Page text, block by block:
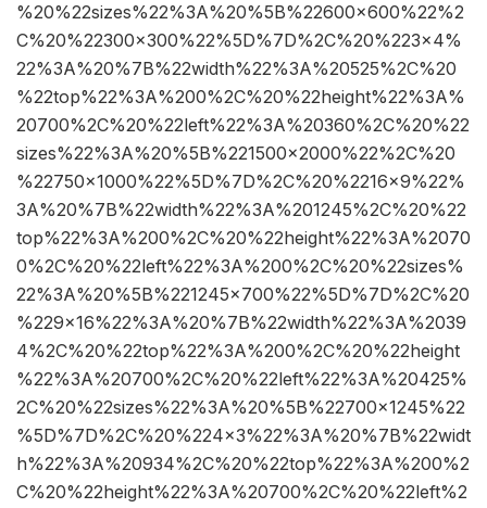
%20%22sizes%22%3A%20%5B%22600×600%22%2
C%20%22300×300%22%5D%7D%2C%20%223×4%
22%3A%20%7B%22width%22%3A%20525%2C%20
%22top%22%3A%200%2C%20%22height%22%3A%
20700%2C%20%22left%22%3A%20360%2C%20%22
sizes%22%3A%20%5B%221500×2000%22%2C%20
%22750×1000%22%5D%7D%2C%20%2216×9%22%
3A%20%7B%22width%22%3A%201245%2C%20%22
top%22%3A%200%2C%20%22height%22%3A%2070
0%2C%20%22left%22%3A%200%2C%20%22sizes%
22%3A%20%5B%221245×700%22%5D%7D%2C%20
%229×16%22%3A%20%7B%22width%22%3A%2039
4%2C%20%22top%22%3A%200%2C%20%22height
%22%3A%20700%2C%20%22left%22%3A%20425%
2C%20%22sizes%22%3A%20%5B%22700×1245%22
%5D%7D%2C%20%224×3%22%3A%20%7B%22widt
h%22%3A%20934%2C%20%22top%22%3A%200%2
C%20%22height%22%3A%20700%2C%20%22left%2